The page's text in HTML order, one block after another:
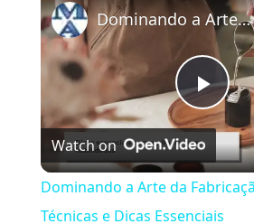
Dominando a Arte da Fabricação de Velas: Técnicas e Dicas Essenciais
Watch on
Dominando a Arte da
Técnicas e Dicas Essenciais